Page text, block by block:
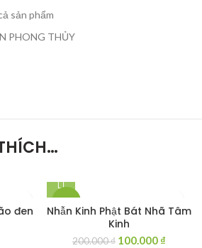
sản phẩm
PHONG THỦY
đen
Nhẫn Kinh Phật Bát Nhã Tâm
Kinh
200.000₫ Giá
100.000 ₫